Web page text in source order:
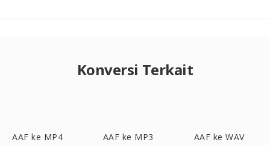
Konversi Terkait
AAF ke MP4 AAF ke MP3 AAF ke WAV